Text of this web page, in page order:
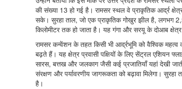
की संख्या 13 हो गई है। रामसर स्थल वे प्राकृतिक आर्द्र क्षेत्र
सके। सुरहा ताल, जो एक प्राकृतिक गोखुर झील है, लगभग
किलोमीटर तक हो जाता है। यह गंगा और सरयू के दोआब
रामसर कन्वेंशन के तहत किसी भी आर्द्रभूमि को वैश्विक महत्व
बढ़ते हैं। यह क्षेत्र प्रवासी पक्षियों के लिए सेंट्रल एशियन
सारस, बत्तख और जलकाग जैसी कई प्रजातियाँ यहां देखी
संरक्षण और पर्यावरणीय जागरूकता को बढ़ावा मिलेगा।
है।